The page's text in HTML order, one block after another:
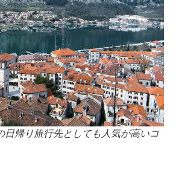
日帰り旅行先としても人気が高いコ